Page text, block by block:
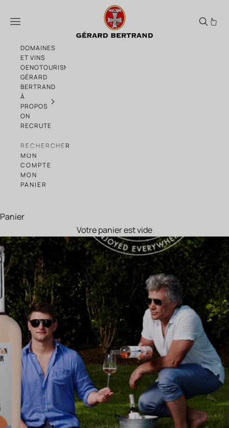
Hampton Water classé parmi les
Menu
DOMAINES
ET VINS
OENOTOURISME
GÉRARD
BERTRAND
À
PROPOS
ON
RECRUTE
RECHERCHER
MON
COMPTE
MON
PANIER
Panier
Votre panier est vide